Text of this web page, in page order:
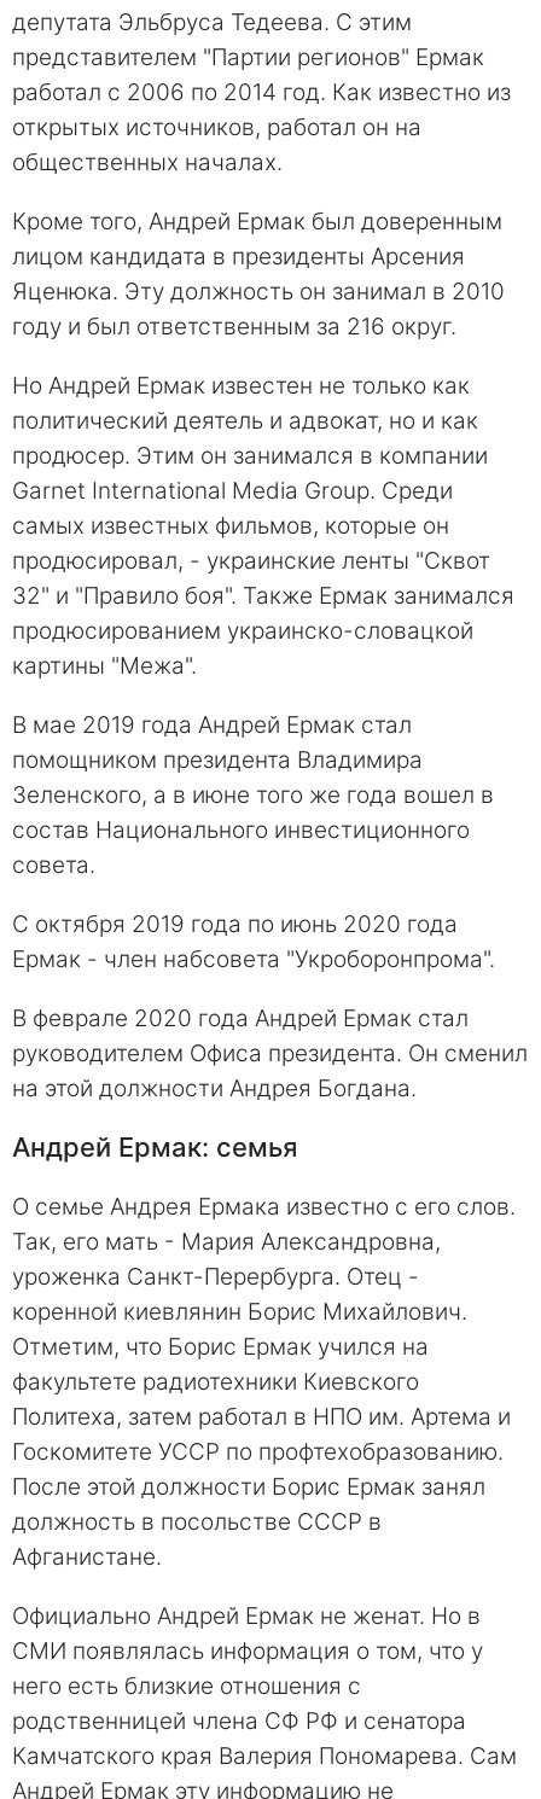
депутата Эльбруса Тедеева. С этим
представителем "Партии регионов" Ермак
работал с 2006 по 2014 год. Как известно из
открытых источников, работал он на
общественных началах.
Кроме того, Андрей Ермак был доверенным
лицом кандидата в президенты Арсения
Яценюка. Эту должность он занимал в 2010
году и был ответственным за 216 округ.
Но Андрей Ермак известен не только как
политический деятель и адвокат, но и как
продюсер. Этим он занимался в компании
Garnet International Media Group. Среди
самых известных фильмов, которые он
продюсировал, - украинские ленты "Сквот
32" и "Правило боя". Также Ермак занимался
продюсированием украинско-словацкой
картины "Межа".
В мае 2019 года Андрей Ермак стал
помощником президента Владимира
Зеленского, а в июне того же года вошел в
состав Национального инвестиционного
совета.
С октября 2019 года по июнь 2020 года
Ермак - член набсовета "Укроборонпрома".
В феврале 2020 года Андрей Ермак стал
руководителем Офиса президента. Он сменил
на этой должности Андрея Богдана.
Андрей Ермак: семья
О семье Андрея Ермака известно с его слов.
Так, его мать - Мария Александровна,
уроженка Санкт-Перербурга. Отец -
коренной киевлянин Борис Михайлович.
Отметим, что Борис Ермак учился на
факультете радиотехники Киевского
Политеха, затем работал в НПО им. Артема и
Госкомитете УССР по профтехобразованию.
После этой должности Борис Ермак занял
должность в посольстве СССР в
Афганистане.
Официально Андрей Ермак не женат. Но в
СМИ появлялась информация о том, что у
него есть близкие отношения с
родственницей члена СФ РФ и сенатора
Камчатского края Валерия Пономарева. Сам
Андрей Ермак эту информацию не